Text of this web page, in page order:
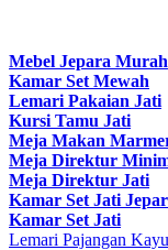
Mebel Jepara Murah
Kamar Set Mewah
Lemari Pakaian Jati
Kursi Tamu Jati
Meja Makan
Meja Direktur
Meja Direktur Jati
Kamar Set Jati
Kamar Set Jati
Lemari Pajangan Kayu